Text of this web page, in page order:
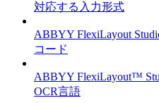
対応する入力形式
ABBYY FlexiLayout
コード
ABBYY FlexiLayout™
OCR言語